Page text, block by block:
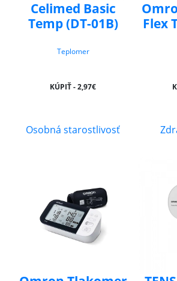
Celimed Basic
Temp (DT-01B)
Teplomer
KÚPIŤ - 2,97€
Flex
Osobná starostlivosť